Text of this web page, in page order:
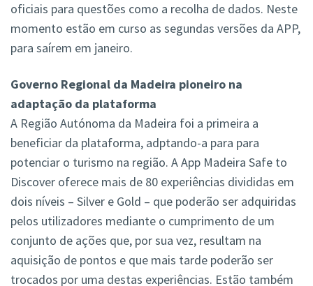
oficiais para questões como a recolha de dados. Neste
momento estão em curso as segundas versões da APP,
para saírem em janeiro.
Governo Regional da Madeira pioneiro na
adaptação da plataforma
A Região Autónoma da Madeira foi a primeira a
beneficiar da plataforma, adptando-a para para
potenciar o turismo na região. A App Madeira Safe to
Discover oferece mais de 80 experiências divididas em
dois níveis – Silver e Gold – que poderão ser adquiridas
pelos utilizadores mediante o cumprimento de um
conjunto de ações que, por sua vez, resultam na
aquisição de pontos e que mais tarde poderão ser
trocados por uma destas experiências. Estão também